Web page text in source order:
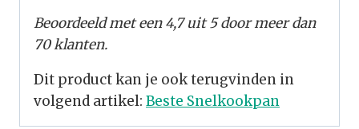
Beoordeeld met een 4,7 uit 5 door meer dan
70 klanten.
Dit product kan je ook terugvinden in
volgend artikel: Beste Snelkookpan